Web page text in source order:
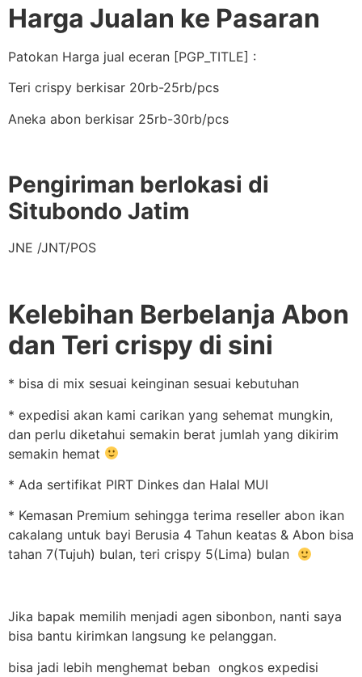
Harga Jualan ke Pasaran
Patokan Harga jual eceran [PGP_TITLE] :
Teri crispy berkisar 20rb-25rb/pcs
Aneka abon berkisar 25rb-30rb/pcs
Pengiriman berlokasi di
Situbondo Jatim
JNE /JNT/POS
Kelebihan Berbelanja Abon
dan Teri crispy di sini
* bisa di mix sesuai keinginan sesuai kebutuhan
* expedisi akan kami carikan yang sehemat mungkin,
dan perlu diketahui semakin berat jumlah yang dikirim
semakin hemat
* Ada sertifikat PIRT Dinkes dan Halal MUI
* Kemasan Premium sehingga terima reseller abon ikan
cakalang untuk bayi Berusia 4 Tahun keatas & Abon bisa
tahan 7(Tujuh) bulan, teri crispy 5(Lima) bulan
Jika bapak memilih menjadi agen sibonbon, nanti saya
bisa bantu kirimkan langsung ke pelanggan.
bisa jadi lebih menghemat beban ongkos expedisi